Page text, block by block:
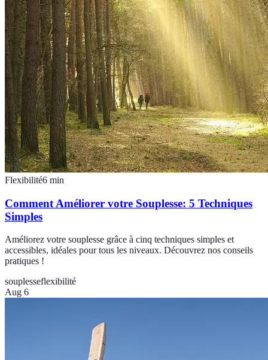
Flexibilité6 min
Comment Améliorer votre Souplesse: 5 Techniques
Simples
Améliorez votre souplesse grâce à cinq techniques simples et
accessibles, idéales pour tous les niveaux. Découvrez nos conseils
pratiques !
souplesseflexibilité
Aug 6